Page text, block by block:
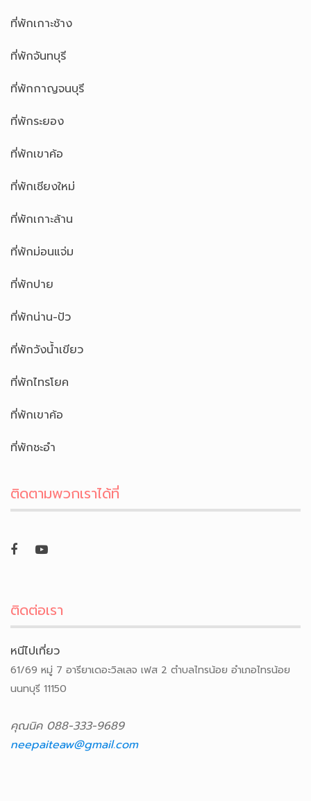
ที่พักเกาะช้าง
ที่พักจันทบุรี
ที่พักกาญจนบุรี
ที่พักระยอง
ที่พักเขาค้อ
ที่พักเชียงใหม่
ที่พักเกาะล้าน
ที่พักม่อนแจ่ม
ที่พักปาย
ที่พักน่าน-ปัว
ที่พักวังน้ำเขียว
ที่พักไทรโยค
ที่พักเขาค้อ
ที่พักชะอำ
ติดตามพวกเราได้ที่
ติดต่อเรา
หนีไปเที่ยว
61/69 หมู่ 7 อารียาเดอะวิลเลจ เฟส 2 ตำบลไทรน้อย อำเภอไทรน้อย
นนทบุรี 11150
คุณนิค 088-333-9689
neepaiteaw@gmail.com